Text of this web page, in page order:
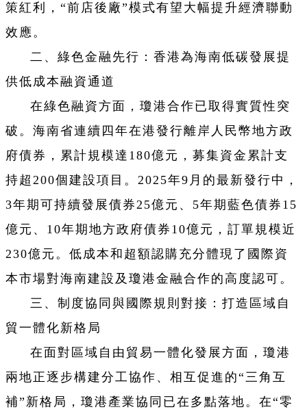
策紅利，“前店後廠”模式有望大幅提升經濟聯動
效應。
二、綠色金融先行：香港為海南低碳發展提
供低成本融資通道
在綠色融資方面，瓊港合作已取得實質性突
破。海南省連續四年在港發行離岸人民幣地方政
府債券，累計規模達180億元，募集資金累計支
持超200個建設項目。2025年9月的最新發行中，
3年期可持續發展債券25億元、5年期藍色債券15
億元、10年期地方政府債券10億元，訂單規模近
230億元。低成本和超額認購充分體現了國際資
本市場對海南建設及瓊港金融合作的高度認可。
三、制度協同與國際規則對接：打造區域自
貿一體化新格局
在面對區域自由貿易一體化發展方面，瓊港
兩地正逐步構建分工協作、相互促進的“三角互
補”新格局，瓊港產業協同已在多點落地。在“零